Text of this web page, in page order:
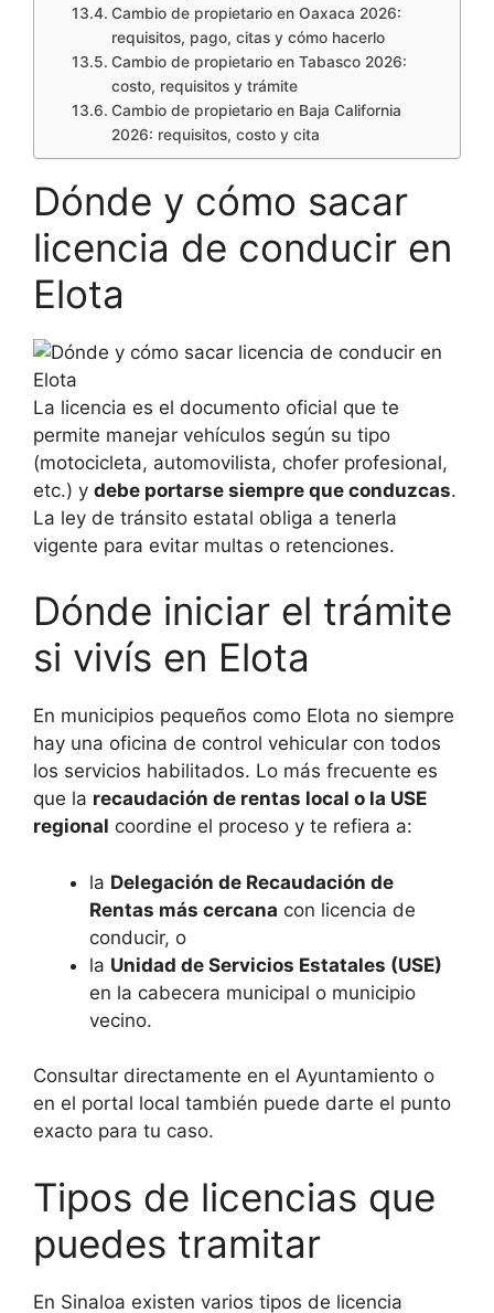
Cambio de propietario en Oaxaca 2026:
requisitos, pago, citas y cómo hacerlo
Cambio de propietario en Tabasco 2026:
costo, requisitos y trámite
Cambio de propietario en Baja California
2026: requisitos, costo y cita
Dónde y cómo sacar
licencia de conducir en
Elota
La licencia es el documento oficial que te
permite manejar vehículos según su tipo
(motocicleta, automovilista, chofer profesional,
etc.) y debe portarse siempre que conduzcas.
La ley de tránsito estatal obliga a tenerla
vigente para evitar multas o retenciones.
Dónde iniciar el trámite
si vivís en Elota
En municipios pequeños como Elota no siempre
hay una oficina de control vehicular con todos
los servicios habilitados. Lo más frecuente es
que la recaudación de rentas local o la USE
regional coordine el proceso y te refiera a:
la Delegación de Recaudación de
Rentas más cercana con licencia de
conducir, o
la Unidad de Servicios Estatales (USE)
en la cabecera municipal o municipio
vecino.
Consultar directamente en el Ayuntamiento o
en el portal local también puede darte el punto
exacto para tu caso.
Tipos de licencias que
puedes tramitar
En Sinaloa existen varios tipos de licencia